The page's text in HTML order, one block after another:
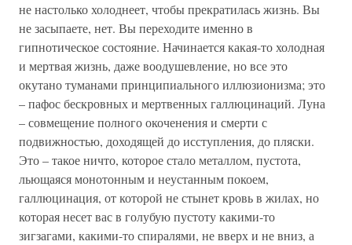
не настолько холоднеет, чтобы прекратилась жизнь. Вы
не засыпаете, нет. Вы переходите именно в
гипнотическое состояние. Начинается какая-то холодная
и мертвая жизнь, даже воодушевление, но все это
окутано туманами принципиального иллюзионизма; это
– пафос бескровных и мертвенных галлюцинаций. Луна
– совмещение полного окоченения и смерти с
подвижностью, доходящей до исступления, до пляски.
Это – такое ничто, которое стало металлом, пустота,
льющаяся монотонным и неустанным покоем,
галлюцинация, от которой не стынет кровь в жилах, но
которая несет вас в голубую пустоту какими-то
зигзагами, какими-то спиралями, не вверх и не вниз, а